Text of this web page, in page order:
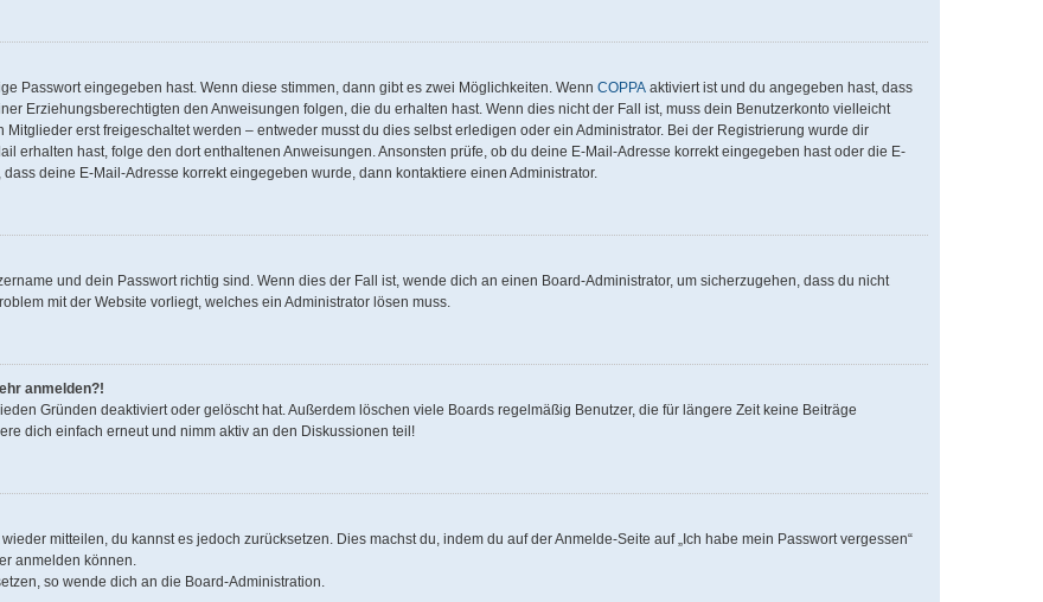
Passwort eingegeben hast. Wenn diese stimmen, dann gibt es zwei Möglichkeiten. Wenn COPPA aktiviert ist und du angegeben hast, dass
Erziehungsberechtigten den Anweisungen folgen, die du erhalten hast. Wenn dies nicht der Fall ist, muss dein Benutzerkonto vielleicht
erst freigeschaltet werden – entweder musst du dies selbst erledigen oder ein Administrator. Bei der Registrierung wurde dir
erhalten hast, folge den dort enthaltenen Anweisungen. Ansonsten prüfe, ob du deine E-Mail-Adresse korrekt eingegeben hast oder die E-
deine E-Mail-Adresse korrekt eingegeben wurde, dann kontaktiere einen Administrator.
und dein Passwort richtig sind. Wenn dies der Fall ist, wende dich an einen Board-Administrator, um sicherzugehen, dass du nicht
mit der Website vorliegt, welches ein Administrator lösen muss.
anmelden?!
Gründen deaktiviert oder gelöscht hat. Außerdem löschen viele Boards regelmäßig Benutzer, die für längere Zeit keine Beiträge
dich einfach erneut und nimm aktiv an den Diskussionen teil!
mitteilen, du kannst es jedoch zurücksetzen. Dies machst du, indem du auf der Anmelde-Seite auf „Ich habe mein Passwort vergessen“
anmelden können.
so wende dich an die Board-Administration.